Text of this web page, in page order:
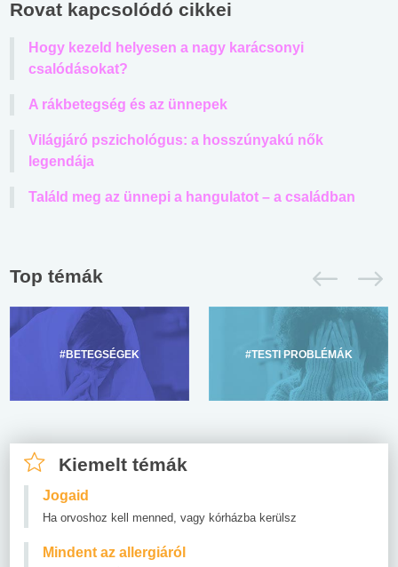
Rovat kapcsolódó cikkei
Hogy kezeld helyesen a nagy karácsonyi
csalódásokat?
A rákbetegség és az ünnepek
Világjáró pszichológus: a hosszúnyakú nők
legendája
Találd meg az ünnepi a hangulatot – a családban
Top témák
#BETEGSÉGEK #TESTI PROBLÉMÁK
Kiemelt témák
Jogaid
Ha orvoshoz kell menned, vagy kórházba kerülsz
Mindent az allergiáról